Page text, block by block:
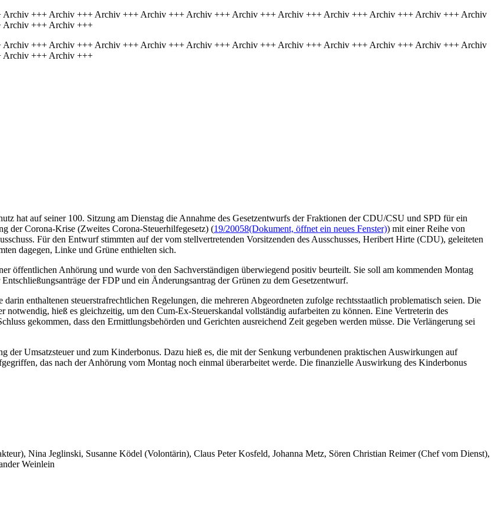
+++ Archiv +++ Archiv +++ Archiv +++ Archiv +++ Archiv +++ Archiv +++ Archiv +++ Archiv +++ Archiv +++ Archiv
Archiv +++ Archiv +++
+++ Archiv +++ Archiv +++ Archiv +++ Archiv +++ Archiv +++ Archiv +++ Archiv +++ Archiv +++ Archiv +++ Archiv
Archiv +++ Archiv +++
hat auf seiner 100. Sitzung am Dienstag die Annahme des Gesetzentwurfs der Fraktionen der CDU/CSU und SPD für ein
der Corona-Krise (Zweites Corona-Steuerhilfegesetz) (19/20058(Dokument, öffnet ein neues Fenster)) mit einer Reihe von
Für den Entwurf stimmten auf der vom stellvertretenden Vorsitzenden des Ausschusses, Heribert Hirte (CDU), geleiteten
dagegen, Linke und Grüne enthielten sich.
öffentlichen Anhörung und wurde von den Sachverständigen überwiegend positiv beurteilt. Sie soll am kommenden Montag
der FDP und ein Änderungsantrag der Grünen zu dem Gesetzentwurf.
enthaltenen steuerstrafrechtlichen Regelungen, die mehreren Abgeordneten zufolge rechtsstaatlich problematisch seien. Die
notwendig, hieß es gleichzeitig, um den Cum-Ex-Steuerskandal vollständig aufarbeiten zu können. Eine Vertreterin des
gekommen, dass den Ermittlungsbehörden und Gerichten ausreichend Zeit gegeben werden müsse. Die Verlängerung sei
der Umsatzsteuer und zum Kinderbonus. Dazu hieß es, die mit der Senkung verbundenen praktischen Auswirkungen auf
das nach der Anhörung vom Montag noch einmal überarbeitet werde. Die finanzielle Auswirkung des Kinderbonus
Nina Jeglinski, Susanne Ködel (Volontärin), Claus Peter Kosfeld, Johanna Metz, Sören Christian Reimer (Chef vom Dienst),
Weinlein